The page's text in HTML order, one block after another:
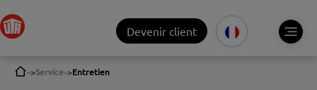
Devenir client
Service Entretien